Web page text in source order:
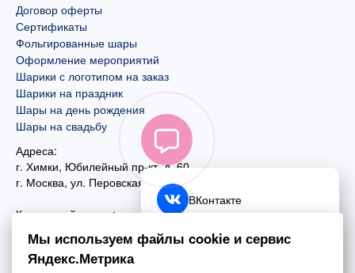
Договор оферты
Сертификаты
Фольгированные шары
Оформление мероприятий
Шарики с логотипом на заказ
Шарики на праздник
Шары на день рождения
Шары на свадьбу
Адреса:
г. Химки, Юбилейный пр-кт, д. 60
г. Москва, ул. Перовская, д. 59
Контактный номер:
+7 (495) 970-44-75
ВКонтакте
Telegram
Мы используем файлы cookie и сервис
Яндекс.Метрика